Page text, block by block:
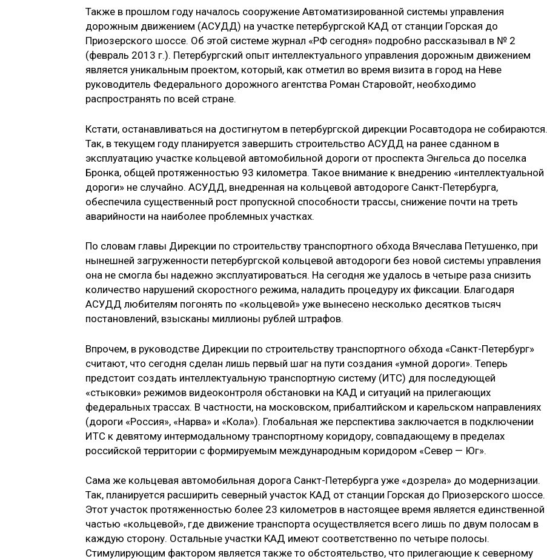
Также в прошлом году началось со­оружение Автоматизированной систе­мы управления
дорожным движением (АСУДД) на участке петербургской КАД от станции Горская до
Приозерского шоссе. Об этой системе журнал «РФ сегодня» подробно рассказывал в № 2
(февраль 2013 г.). Петербургский опыт интеллектуального управления дорожным движением
является уни­кальным проектом, который, как от­метил во время визита в город на Неве
руководитель Федерального дорожно­го агентства Роман Старовойт, необхо­димо
распространять по всей стране.
Кстати, останавливаться на до­стигнутом в петербургской дирекции Росавтодора не собираются.
Так, в те­кущем году планируется завершить строительство АСУДД на ранее сдан­ном в
эксплуатацию участке кольцевой автомобильной дороги от проспекта Энгельса до поселка
Бронка, общей протяженностью 93 километра. Такое внимание к внедрению «интеллекту­альной
дороги» не случайно. АСУДД, внедренная на кольцевой автодороге Санкт-Петербурга,
обеспечила суще­ственный рост пропускной способно­сти трассы, снижение почти на треть
аварийности на наиболее проблемных участках.
По словам главы Дирекции по стро­ительству транспортного обхода Вя­чеслава Петушенко, при
нынешней загруженности петербургской коль­цевой автодороги без новой системы управления
она не смогла бы надежно эксплуатироваться. На сегодня же уда­лось в четыре раза снизить
количество нарушений скоростного режима, на­ладить процедуру их фиксации. Благо­даря
АСУДД любителям погонять по «кольцевой» уже вынесено несколько десятков тысяч
постановлений, взы­сканы миллионы рублей штрафов.
Впрочем, в руководстве Дирекции по строительству транспортного об­хода «Санкт-Петербург»
считают, что сегодня сделан лишь первый шаг на пути создания «умной дороги». Теперь
предстоит создать интеллектуальную транспортную систему (ИТС) для по­следующей
«стыковки» режимов ви­деоконтроля обстановки на КАД и си­туаций на прилегающих
федеральных трассах. В частности, на московском, прибалтийском и карельском направ­лениях
(дороги «Россия», «Нарва» и «Кола»). Глобальная же перспекти­ва заключается в подключении
ИТС к девятому интермодальному транс­портному коридору, совпадающему в пределах
российской территории с формируемым международным кори­дором «Север — Юг».
Сама же кольцевая автомобильная дорога Санкт-Петербурга уже «дозре­ла» до модернизации.
Так, планирует­ся расширить северный участок КАД от станции Горская до Приозерского шоссе.
Этот участок протяженностью более 23 километров в настоящее время является единственной
частью «кольцевой», где движение транспор­та осуществляется всего лишь по двум полосам в
каждую сторону. Остальные участки КАД имеют соответственно по четыре полосы.
Стимулирующим фактором является также то обстоя­тельство, что прилегающие к северно­му